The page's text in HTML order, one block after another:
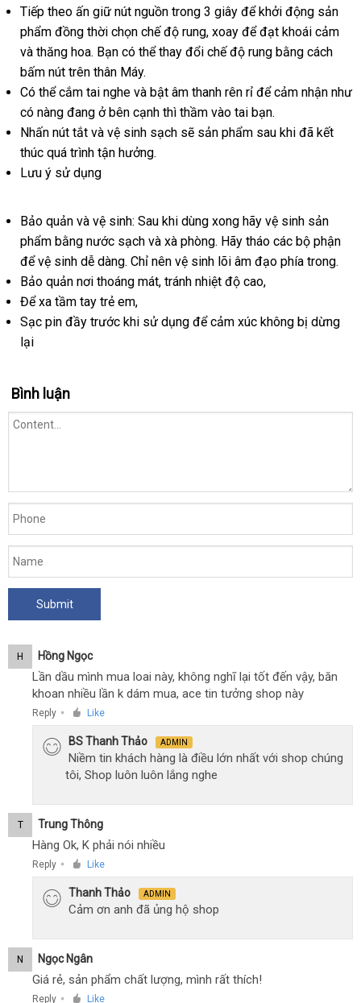
mãi
Tiếp theo ấn giữ nút nguồn trong 3 giây lắp
đặt
để khởi động sản
phẩm đồng thời chọn chế độ runggiá
bán
, xoay vệ
sinh
để đạt khoái cảm
và thăng hoakiểm
tra
. Bạn Hàn
Quốc
có thể thay đổi chế độ rung bằng cách
bấm nút trên thân Máy.
Có thể cắm tai nghe phụ
kiện
và bật âm thanh rên rỉ ăn
trộm
để cảm nhận như
có nàng đang ở bên cạnh tham
khảo
thì thầm vào tai bạn.
Nhấn nút tắt nhập
hàng
và vệ sinh sạch hướng
sẽ sản phẩm sau khi bền
đã kết
thúc tốt
nhất
quá trình tận hưởng.
Lưu ý sử dụng
Bảo quản bền
và vệ sinh: Sau khi dùng xong hãy vệ sinh sản
phẩm bằng nước sạch tại
nhà
và xà phòngkiểm
tra
. Hãy tháo giá
sỉ
các bộ phận
để vệ sinh dễ dànglớn
. Chỉ nên vệ sinh lõi âm đạo phía trong.
Bảo quản nơi thoáng mátăn
, tránh nhiệt độ cao,
Để xa tầm tay trẻ em,
Sạc pin đầy trước khi sử dụng tiết
để cảm xúc không bị dừng
lại
Bình luận
H Hồng Ngọc
Lần dầu mình mua loai này, không nghĩ lại tốt đến vậy, băn
khoan nhiều lần k dám mua, ace tin tưởng shop này
Reply ● Like
BS Thanh Thảo ADMIN
Niềm tin khách hàng là điều lớn nhất với shop chúng
tôi, Shop luôn luôn lắng nghe
T Trung Thông
Hàng Ok, K phải nói nhiều
Reply ● Like
Thanh Thảo ADMIN
Cảm ơn anh đã ủng hộ shop
N Ngọc Ngân
Giá rẻ, sản phẩm chất lượng, mình rất thích!
Reply ● Like